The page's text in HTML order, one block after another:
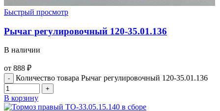
Быстрый просмотр
Рычаг регулировочный 120-35.01.136
В наличии
от 888 ₽
Количество товара Рычаг регулировочный 120-35.01.136
В корзину